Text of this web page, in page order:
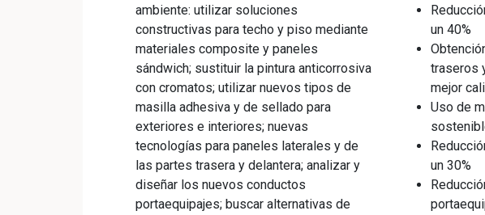
ambiente: utilizar soluciones
constructivas para techo y piso mediante
materiales composite y paneles
sándwich; sustituir la pintura anticorrosiva
con cromatos; utilizar nuevos tipos de
masilla adhesiva y de sellado para
exteriores e interiores; nuevas
tecnologías para paneles laterales y de
las partes trasera y delantera; analizar y
diseñar los nuevos conductos
portaequipajes; buscar alternativas de
un 40%
traseros
mejor
Uso de
un 30%